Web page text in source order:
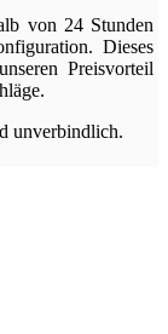
von 24 Stunden
Dieses
Preisvorteil
unverbindlich.